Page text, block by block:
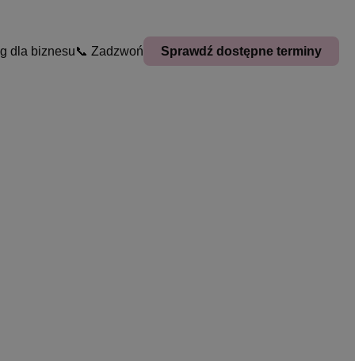
dla biznesu📞 Zadzwoń Sprawdź dostępne terminy